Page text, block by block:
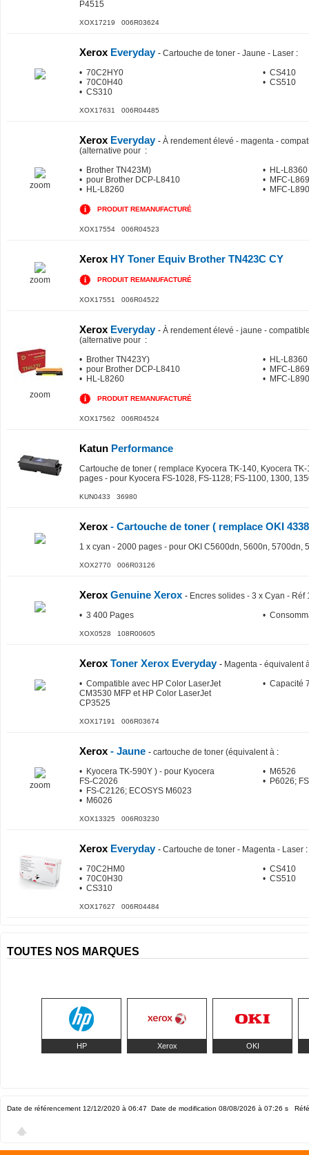
P4515
XOX17219 006R03624
Xerox Everyday - Cartouche de toner - Jaune - Laser :
• 70C2HY0
• 70C0H40
• CS310
• CS410
• CS510
XOX17631 006R04485
zoom
Xerox Everyday - À rendement élevé - magenta -
(alternative pour :
• Brother TN423M)
• pour Brother DCP-L8410
• HL-L8260
• HL-L8360
• MFC-
• MFC-
PRODUIT REMANUFACTURÉ
XOX17554 006R04523
zoom
Xerox HY Toner Equiv Brother TN423C CY
PRODUIT REMANUFACTURÉ
XOX17551 006R04522
zoom
Xerox Everyday - À rendement élevé - jaune -
(alternative pour :
• Brother TN423Y)
• pour Brother DCP-L8410
• HL-L8260
• HL-L8360
• MFC-
• MFC-
PRODUIT REMANUFACTURÉ
XOX17562 006R04524
Katun Performance
Cartouche de toner ( remplace Kyocera TK-140, Kyocera
pages - pour Kyocera FS-1028, FS-1128; FS-1100, 1300,
KUN0433 36980
Xerox - Cartouche de toner ( remplace OKI
1 x cyan - 2000 pages - pour OKI C5600dn, 5600n, 5700dn,
XOX2770 006R03126
Xerox Genuine Xerox - Encres solides - 3 x Cyan - Réf
• 3 400 Pages
•
XOX0528 108R00605
Xerox Toner Xerox Everyday - Magenta - équivalent
• Compatible avec HP Color LaserJet
CM3530 MFP et HP Color LaserJet
CP3525
• Capacité
XOX17191 006R03674
zoom
Xerox - Jaune - cartouche de toner (équivalent à :
• Kyocera TK-590Y ) - pour Kyocera
FS-C2026
• FS-C2126; ECOSYS M6023
• M6026
• M6526
• P6026;
XOX13325 006R03230
Xerox Everyday - Cartouche de toner - Magenta - Laser :
• 70C2HM0
• 70C0H30
• CS310
• CS410
• CS510
XOX17627 006R04484
TOUTES NOS MARQUES
HP Xerox OKI
Date de référencement 12/12/2020 à 06:47 Date de modification 08/08/2026 à 07:26 s